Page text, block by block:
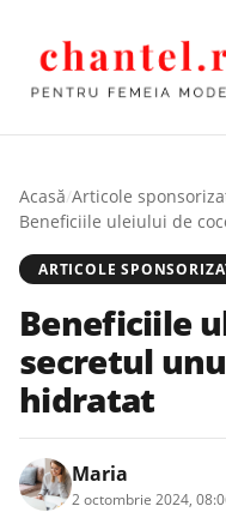
Acasă/Articole
ARTICOLE
Beneficiile
secretul
hidratat
Maria
2 octombrie 2024,